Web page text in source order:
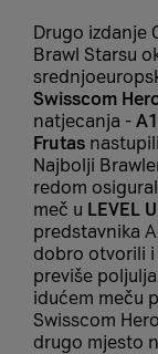
Drugo izdanje
Brawl Starsu
Swisscom
natjecanja -
Frutas
Najbolji
redom
meč u LEVEL
predstavnika
dobro otvorili i
previše
idućem meču
Swisscom
drugo mjesto